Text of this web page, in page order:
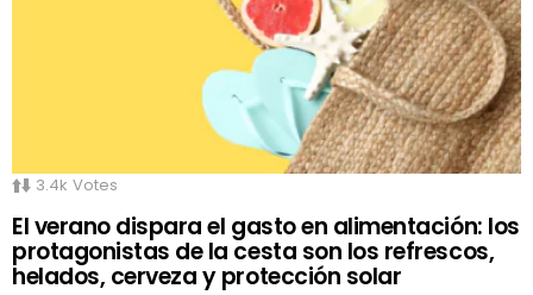
3.4k Votes
El verano dispara el gasto en alimentación: los
protagonistas de la cesta son los refrescos,
helados, cerveza y protección solar